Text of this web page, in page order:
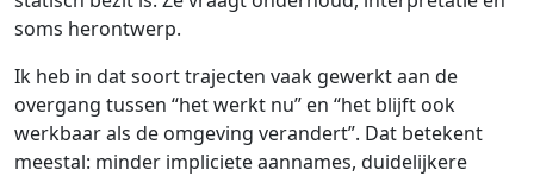
soms herontwerp.
Ik heb in dat soort trajecten vaak gewerkt aan de
overgang tussen “het werkt nu” en “het blijft ook
werkbaar als de omgeving verandert”. Dat betekent
meestal: minder impliciete aannames, duidelijkere